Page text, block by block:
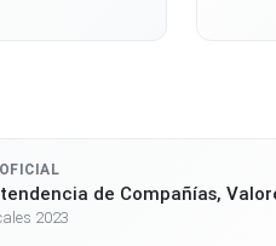
de Compañías,
2023